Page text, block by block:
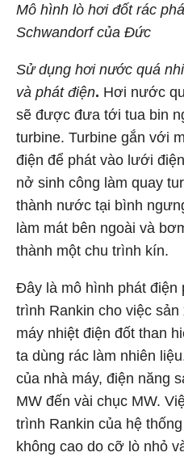
Mô hình lò hơi đốt rác
Schwandorf của Đức
Sử dụng hơi nước quá
và phát điện. Hơi nước
sẽ được đưa tới tua bin
turbine. Turbine gắn với
điện để phát vào lưới
nở sinh công làm quay
thành nước tại bình
làm mát bên ngoài và
thành một chu trình kín.
Đây là mô hình phát điện
trình Rankin cho việc
máy nhiệt điện đốt than
ta dùng rác làm nhiên
của nhà máy, điện năng
MW đến vài chục MW.
trình Rankin của hệ
không cao do cỡ lò nhỏ